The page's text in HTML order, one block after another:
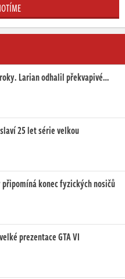
Larian odhalil překvapivé…
25 let série velkou
konec fyzických nosičů
prezentace GTA VI